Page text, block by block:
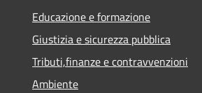
Educazione e formazione
Giustizia e sicurezza pubblica
Tributi,finanze e contravvenzioni
Ambiente